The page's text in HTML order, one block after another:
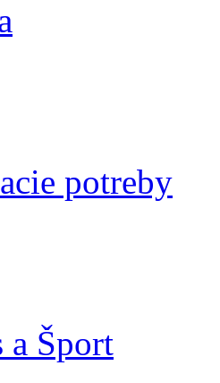
potreby
a Šport